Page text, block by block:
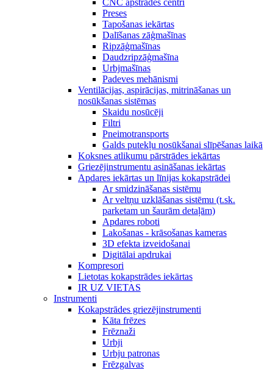
CNC apstrādes centri
Preses
Tapošanas iekārtas
Dalīšanas zāģmašīnas
Ripzāģmašīnas
Daudzripzāģmašīna
Urbjmašīnas
Padeves mehānismi
Ventilācijas, aspirācijas, mitrināšanas un
nosūkšanas sistēmas
Skaidu nosūcēji
Filtri
Pneimotransports
Galds putekļu nosūkšanai slīpēšanas laikā
Koksnes atlikumu pārstrādes iekārtas
Griezējinstrumentu asināšanas iekārtas
Apdares iekārtas un līnijas kokapstrādei
Ar smidzināšanas sistēmu
Ar veltņu uzklāšanas sistēmu (t.sk.
parketam un šaurām detaļām)
Apdares roboti
Lakošanas - krāsošanas kameras
3D efekta izveidošanai
Digitālai apdrukai
Kompresori
Lietotas kokapstrādes iekārtas
IR UZ VIETAS
Instrumenti
Kokapstrādes griezējinstrumenti
Kāta frēzes
Frēznaži
Urbji
Urbju patronas
Frēzgalvas